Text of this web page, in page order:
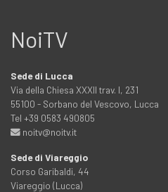
NoiTV
Sede di Lucca
Via della Chiesa XXXII trav. I, 231
55100 - Sorbano del Vescovo, Lucca
Tel +39 0583 490805
noitv@noitv.it
Sede di Viareggio
Corso Garibaldi, 44
Viareggio (Lucca)